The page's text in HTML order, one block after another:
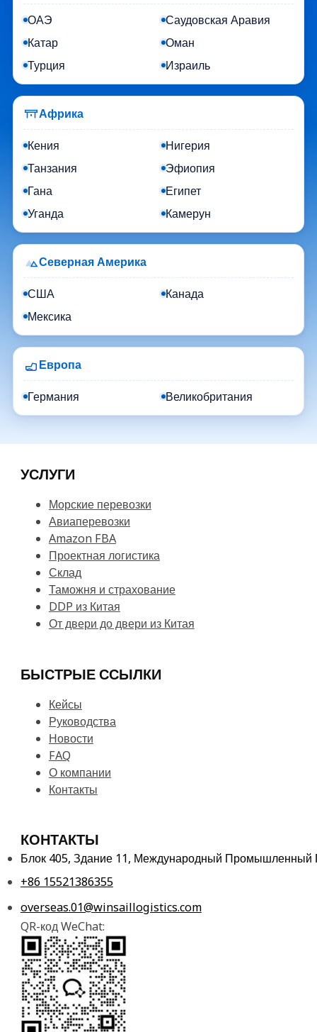
ОАЭ
Саудовская Аравия
Катар
Оман
Турция
Израиль
Африка
Кения
Нигерия
Танзания
Эфиопия
Гана
Египет
Уганда
Камерун
Северная Америка
США
Канада
Мексика
Европа
Германия Великобритания
УСЛУГИ
Морские перевозки
Авиаперевозки
Amazon FBA
Проектная логистика
Склад
Таможня и страхование
DDP из Китая
От двери до двери из Китая
БЫСТРЫЕ ССЫЛКИ
Кейсы
Руководства
Новости
FAQ
О компании
Контакты
КОНТАКТЫ
Блок 405, Здание 11, Международный Промышленный
+86 15521386355
overseas.01@winsaillogistics.com
QR-код WeChat: